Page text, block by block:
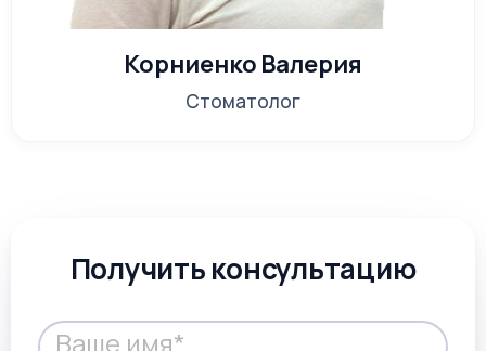
Корниенко Валерия
Стоматолог
Получить консультацию